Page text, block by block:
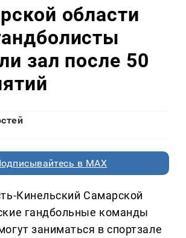
области
зал после 50
в MAX
Кинельский Самарской
гандбольные команды
заниматься в спортзале